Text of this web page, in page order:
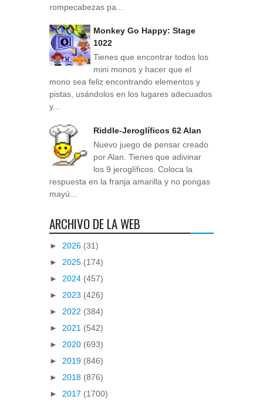
rompecabezas pa...
Monkey Go Happy: Stage
1022
Tienes que encontrar todos los
mini monos y hacer que el
mono sea feliz encontrando elementos y
pistas, usándolos en los lugares adecuados
y...
Riddle-Jeroglíficos 62 Alan
Nuevo juego de pensar creado
por Alan. Tienes que adivinar
los 9 jeroglíficos. Coloca la
respuesta en la franja amarilla y no pongas
mayú...
ARCHIVO DE LA WEB
► 2026 (31)
► 2025 (174)
► 2024 (457)
► 2023 (426)
► 2022 (384)
► 2021 (542)
► 2020 (693)
► 2019 (846)
► 2018 (876)
► 2017 (1700)